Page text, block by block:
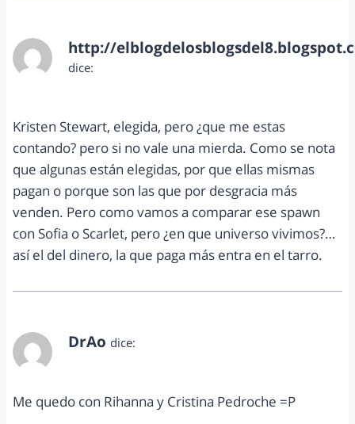
http://
dice:
Kristen Stewart, elegida, pero ¿que me estas
contando? pero si no vale una mierda. Como se nota
que algunas están elegidas, por que ellas mismas
pagan o porque son las que por desgracia más
venden. Pero como vamos a comparar ese spawn
con Sofia o Scarlet, pero ¿en que universo vivimos?…
así el del dinero, la que paga más entra en el tarro.
DrAo dice:
Me quedo con Rihanna y Cristina Pedroche =P